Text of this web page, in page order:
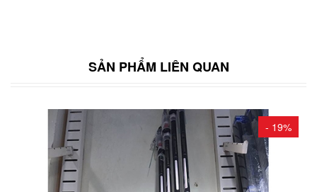
SẢN PHẨM LIÊN QUAN
- 19%